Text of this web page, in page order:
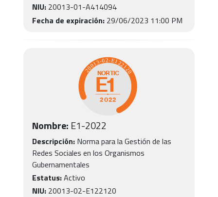
NIU:20013-01-A414094
Fecha de expiración:29/06/2023 11:00 PM
Nombre: E1-2022
Descripción:Norma para la Gestión de las
Redes Sociales en los Organismos
Gubernamentales
Estatus:Activo
NIU:20013-02-E122120